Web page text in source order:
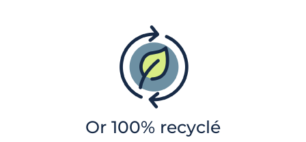
Or 100% recyclé